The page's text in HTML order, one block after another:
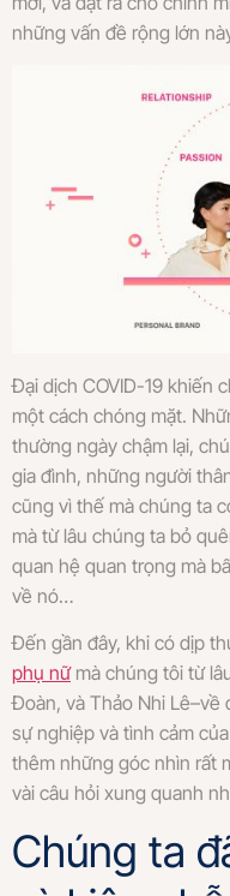
những vấn đề rộng lớn
Đại dịch COVID-19 khiến
một cách chóng mặt.
thường ngày chậm lại,
gia đình, những người
cũng vì thế mà chúng ta
mà từ lâu chúng ta bỏ
quan hệ quan trọng mà
về nó…
Đến gần đây, khi có dịp
phụ nữmà chúng tôi từ
Đoàn, và Thảo Nhi Lê–về
sự nghiệp và tình cảm
thêm những góc nhìn rất
vài câu hỏi xung quanh
Chúng ta